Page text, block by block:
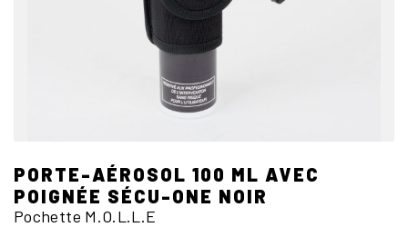
PORTE-AÉROSOL 100 ML AVEC
POIGNÉE SÉCU-ONE NOIR
Pochette M.O.L.L.E